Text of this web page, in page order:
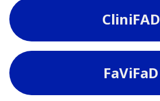
CliniFAD
FaViFaD